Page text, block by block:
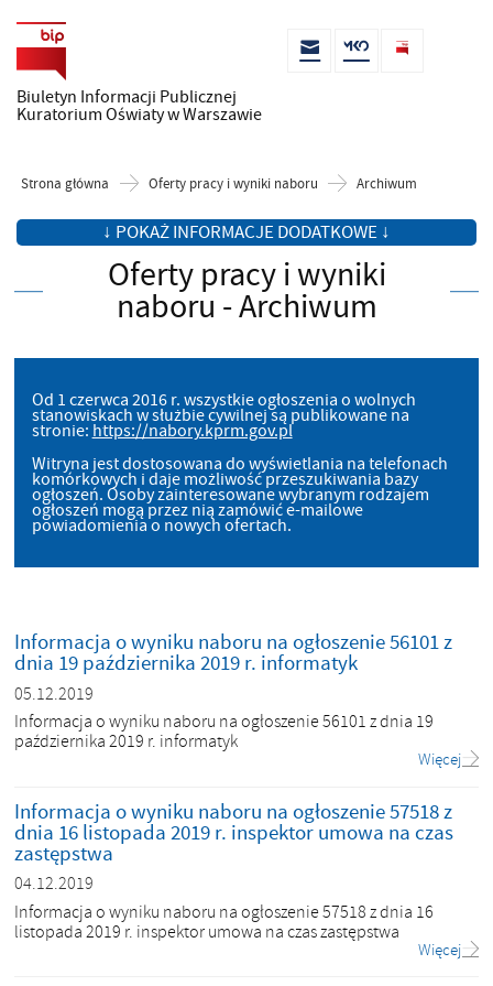
Biuletyn Informacji Publicznej
Kuratorium Oświaty w Warszawie
Strona główna Oferty pracy i wyniki naboru Archiwum
↓ POKAŻ INFORMACJE DODATKOWE ↓
Oferty pracy i wyniki
naboru - Archiwum
Od 1 czerwca 2016 r. wszystkie ogłoszenia o wolnych
stanowiskach w służbie cywilnej są publikowane na
stronie: https://nabory.kprm.gov.pl
Witryna jest dostosowana do wyświetlania na telefonach
komórkowych i daje możliwość przeszukiwania bazy
ogłoszeń. Osoby zainteresowane wybranym rodzajem
ogłoszeń mogą przez nią zamówić e-mailowe
powiadomienia o nowych ofertach.
Informacja o wyniku naboru na ogłoszenie 56101 z
dnia 19 października 2019 r. informatyk
05.12.2019
Informacja o wyniku naboru na ogłoszenie 56101 z dnia 19
października 2019 r. informatyk
Więcej
Informacja o wyniku naboru na ogłoszenie 57518 z
dnia 16 listopada 2019 r. inspektor umowa na czas
zastępstwa
04.12.2019
Informacja o wyniku naboru na ogłoszenie 57518 z dnia 16
listopada 2019 r. inspektor umowa na czas zastępstwa
Więcej